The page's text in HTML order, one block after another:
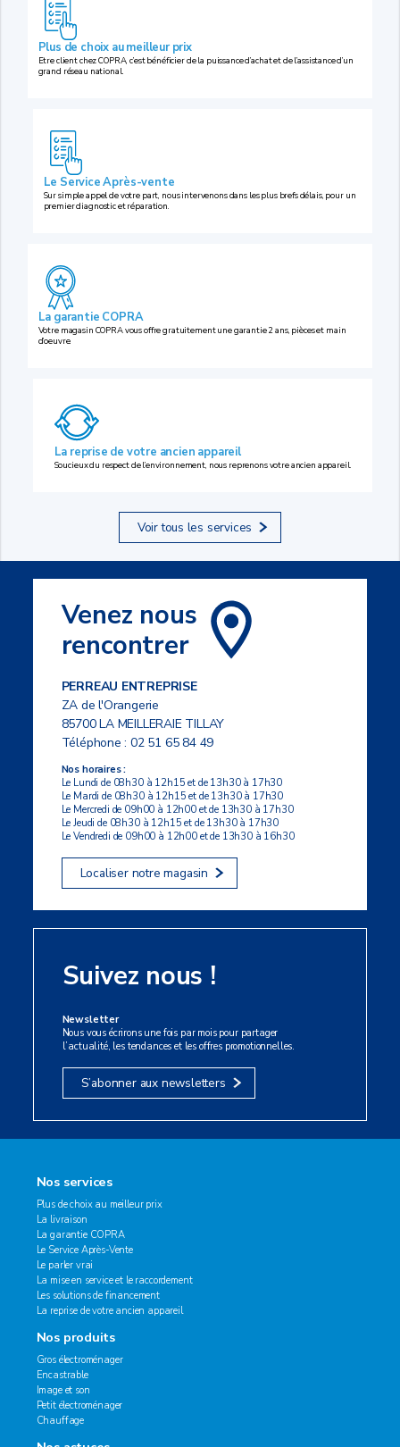
Plus de choix au meilleur prix
Etre client chez COPRA, c’est bénéficier de la puissance d’achat et de l’assistance d’un
grand réseau national.
Le Service Après-vente
Sur simple appel de votre part, nous intervenons dans les plus brefs délais, pour un
premier diagnostic et réparation.
La garantie COPRA
Votre magasin COPRA vous offre gratuitement une garantie 2 ans, pièces et main
d’oeuvre.
La reprise de votre ancien appareil
Soucieux du respect de l’environnement, nous reprenons votre ancien appareil.
Voir tous les services
Venez nous
rencontrer
PERREAU ENTREPRISE
ZA de l'Orangerie
85700 LA MEILLERAIE TILLAY
Téléphone :02 51 65 84 49
Nos horaires :
Le Lundi de 08h30 à 12h15 et de 13h30 à 17h30
Le Mardi de 08h30 à 12h15 et de 13h30 à 17h30
Le Mercredi de 09h00 à 12h00 et de 13h30 à 17h30
Le Jeudi de 08h30 à 12h15 et de 13h30 à 17h30
Le Vendredi de 09h00 à 12h00 et de 13h30 à 16h30
Localiser notre magasin
Suivez nous !
Newsletter
Nous vous écrirons une fois par mois pour partager
l’actualité, les tendances et les offres promotionnelles.
S’abonner aux newsletters
Nos services
Plus de choix au meilleur prix
La livraison
La garantie COPRA
Le Service Après-Vente
Le parler vrai
La mise en service et le raccordement
Les solutions de financement
La reprise de votre ancien appareil
Nos produits
Gros électroménager
Encastrable
Image et son
Petit électroménager
Chauffage